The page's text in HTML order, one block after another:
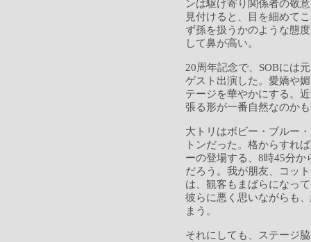
ンは駆け寄り関係者の敬
見付けると、目を細めて
ず孫を扱うかのような態
して鼻が高い。
20周年記念で、SOBには
ゲスト出演した。愛嬌や
テージを華やかにする。
張る形が一番自然なのか
大トリはボビー・ブルー
トンだった。格からすれ
ーの登場する、8時45分
だろう。我が朋友、コッ
は、観客もまばらになっ
彼らに悪く思いながらも
まう。
それにしても、ステージ